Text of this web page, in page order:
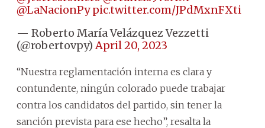
@LaNacionPy pic.twitter.com/JPdMxnFXti
— Roberto María Velázquez Vezzetti
(@robertovpy)April 20, 2023
“Nuestra reglamentación interna es clara y
contundente, ningún colorado puede trabajar
contra los candidatos del partido, sin tener la
sanción prevista para ese hecho”, resalta la